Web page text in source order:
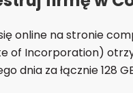
online na stronie
of Incorporation)
dnia za łącznie 128